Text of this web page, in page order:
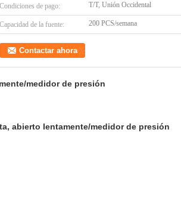
Condiciones de pago: T/T, Unión Occidental
Capacidad de la fuente: 200 PCS/semana
Contactar ahora
medidor de presión
abierto lentamente/medidor de presión